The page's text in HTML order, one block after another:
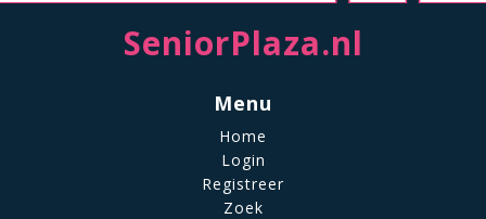
SeniorPlaza.nl
Menu
Home
Login
Registreer
Zoek